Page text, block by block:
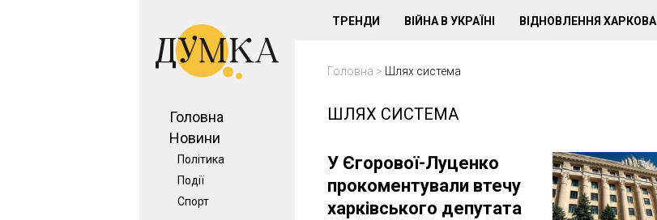
Головна
Новини
Політика
Події
Спорт
ТРЕНДИ ВІЙНА В УКРАЇНІ ВІДНОВЛЕННЯ ХАРКОВА
Головна > Шлях система
ШЛЯХ СИСТЕМА
У Єгорової-Луценко
прокоментували втечу
харківського депутата